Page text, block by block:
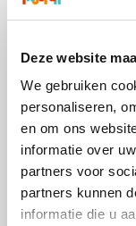
Deze website
We gebruiken
personaliseren,
en om ons
informatie over
partners voor
partners kunnen
informatie die u
Weekendesk